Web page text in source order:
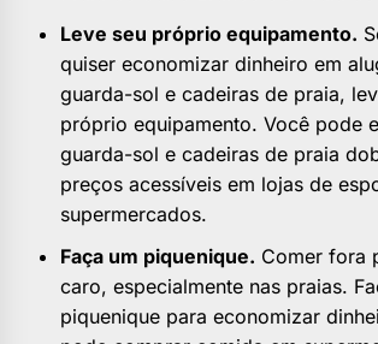
Leve seu próprio equipamento.
quiser economizar dinheiro em
guarda-sol e cadeiras de praia,
próprio equipamento. Você pode
guarda-sol e cadeiras de praia
preços acessíveis em lojas de
supermercados.
Faça um piquenique. Comer fora
caro, especialmente nas praias.
piquenique para economizar